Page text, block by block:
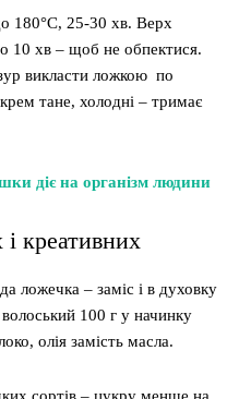
180°C, 25-30 хв. Верх
10 хв – щоб не обпектися.
викласти ложкою по
тане, холодні – тримає
діє на організм людини
і креативних
ложечка – заміс і в духовку
100 г у начинку
олія замість масла.